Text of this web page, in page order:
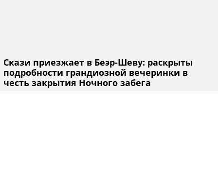
Скази приезжает в Беэр-Шеву: раскрыты
подробности грандиозной вечеринки в
честь закрытия Ночного забега